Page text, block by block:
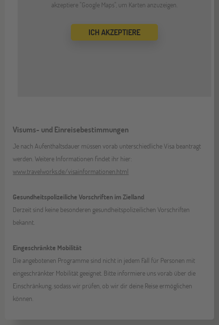
akzeptiere "Google Maps", um Karten anzuzeigen.
ICH AKZEPTIERE
Visums- und Einreisebestimmungen
Je nach Aufenthaltsdauer müssen vorab unterschiedliche Visa beantragt
werden. Weitere Informationen findet ihr hier:
www.travelworks.de/visainformationen.html
Gesundheitspolizeiliche Vorschriften im Zielland
Derzeit sind keine besonderen gesundheitspolizeilichen Vorschriften
bekannt.
Eingeschränkte Mobilität
Die angebotenen Programme sind nicht in jedem Fall für Personen mit
eingeschränkter Mobilität geeignet. Bitte informiere uns vorab über die
Einschränkung, sodass wir prüfen, ob wir dir deine Reise ermöglichen
können.